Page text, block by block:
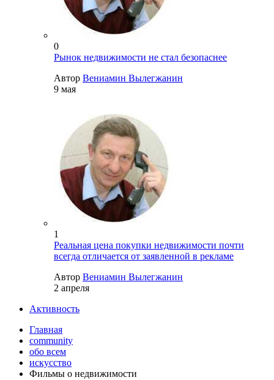
0
Рынок недвижимости не стал безопаснее
Автор Вениамин Вылегжанин
9 мая
1
Реальная цена покупки недвижимости почти
всегда отличается от заявленной в рекламе
Автор Вениамин Вылегжанин
2 апреля
Активность
Главная
community
обо всем
искусство
Фильмы о недвижимости